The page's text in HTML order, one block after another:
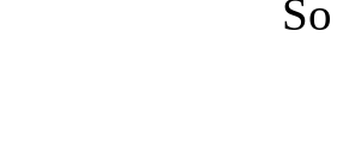
So